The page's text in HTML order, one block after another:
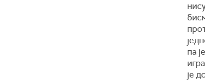
па
је